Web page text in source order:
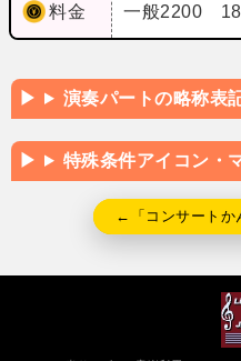
料金 一般2200 18
演奏パートの略称表
特殊条件アイコン・
←「コンサートか